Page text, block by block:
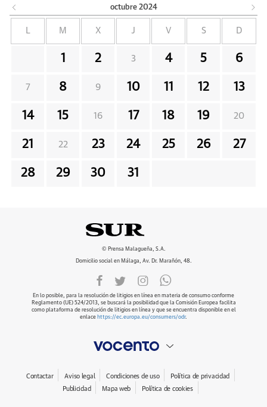
octubre 2024
L M X J V S D
1 2 3 4 5 6
7 8 9 10 11 12 13
14 15 16 17 18 19 20
21 22 23 24 25 26 27
28 29 30 31
© Prensa Malagueña, S.A.
Domicilio social en Málaga, Av. Dr. Marañón, 48.
En lo posible, para la resolución de litigios en línea en materia de consumo conforme
Reglamento (UE) 524/2013, se buscará la posibilidad que la Comisión Europea facilita
como plataforma de resolución de litigios en línea y que se encuentra disponible en el
enlace https://ec.europa.eu/consumers/odr.
Contactar Aviso legal Condiciones de uso
Política de privacidad
Publicidad
Mapa web Política de cookies